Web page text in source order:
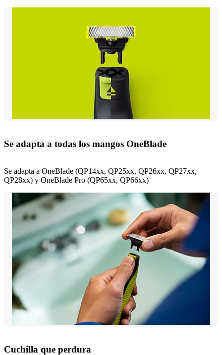
Se adapta a todas los mangos OneBlade
Se adapta a OneBlade (QP14xx, QP25xx, QP26xx, QP27xx,
QP28xx) y OneBlade Pro (QP65xx, QP66xx)
Cuchilla que perdura